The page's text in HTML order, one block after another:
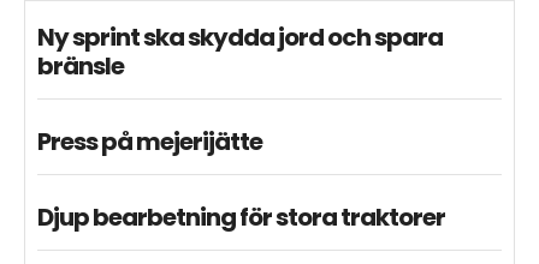
Ny sprint ska skydda jord och spara
bränsle
Press på mejerijätte
Djup bearbetning för stora traktorer